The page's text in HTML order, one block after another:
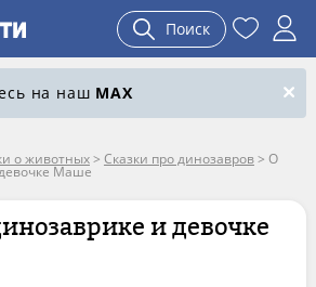
Поиск
на наш MAX
о животных> Сказки про динозавров> О
Маше
и девочке